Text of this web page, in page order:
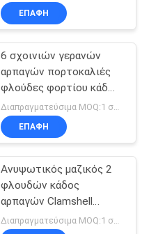
ΕΠΑΦΉ
6 σχοινιών γερανών
αρπαγών πορτοκαλιές
φλούδες φορτίου κάδων
μαζικές βαρέων
καθηκόντων
ηλεκτρουδραυλικές
ΕΠΑΦΉ
Ανυψωτικός μαζικός 2
φλουδών κάδος
αρπαγών Clamshell
μηχανικός